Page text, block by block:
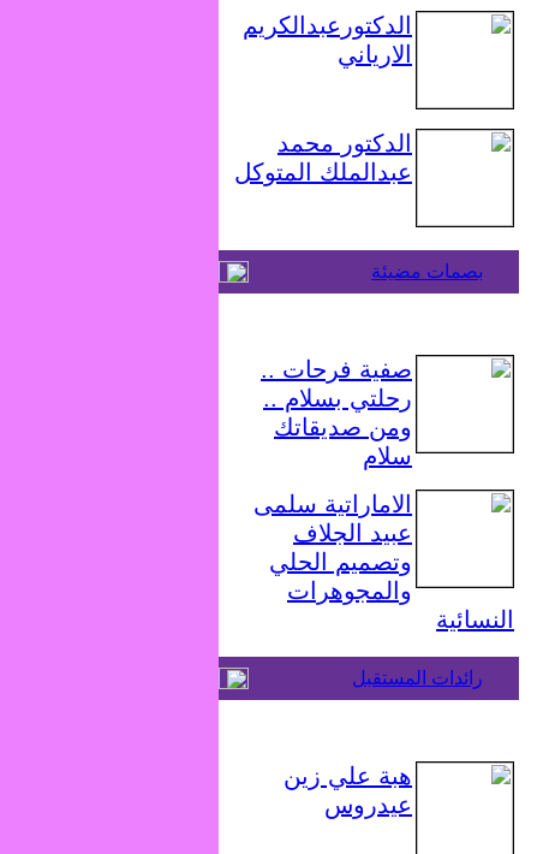
الدكتورعبدالكريم
الارياني
الدكتور محمد
عبدالملك المتوكل
بصمات مضيئة
صفية فرحات ..
رحلتي بسلام ..
ومن صديقاتك
سلام
الاماراتية سلمى
عبيد الجلاف
وتصميم الحلي
والمجوهرات
النسائية
رائدات المستقبل
هبة علي زين
عيدروس